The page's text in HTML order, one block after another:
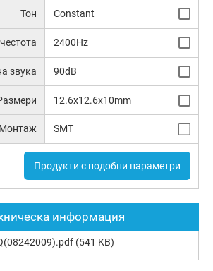
Тон Constant
2400Hz
звука 90dB
12.6x12.6x10mm
Монтаж SMT
Продукти с подобни параметри
информация
(541 KB)